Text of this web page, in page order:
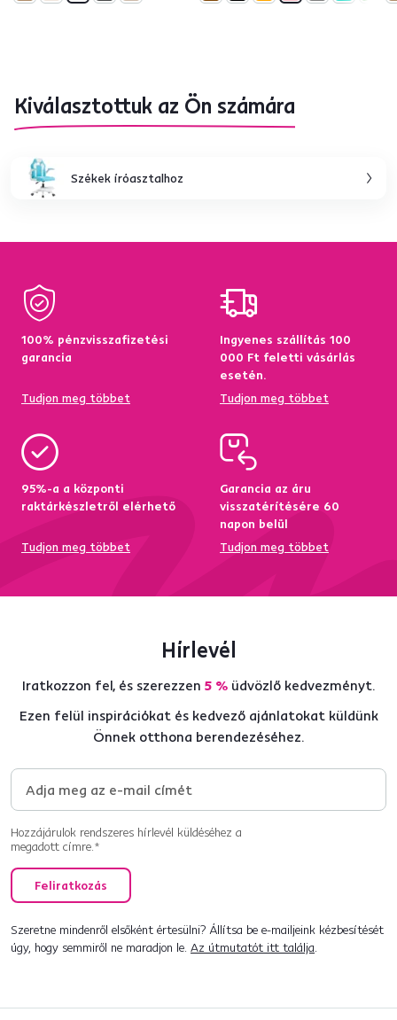
Kiválasztottuk az Ön számára
Székek íróasztalhoz
100% pénzvisszafizetési
garancia
Tudjon meg többet
Ingyenes szállítás 100
000 Ft feletti vásárlás
esetén.
Tudjon meg többet
95%-a a központi
raktárkészletről elérhető
Tudjon meg többet
Garancia az áru
visszatérítésére 60
napon belül
Tudjon meg többet
Hírlevél
Iratkozzon fel, és szerezzen 5 %üdvözlő kedvezményt.
Ezen felül inspirációkat és kedvező ajánlatokat küldünk
Önnek otthona berendezéséhez.
Hozzájárulok rendszeres hírlevél küldéséhez a
megadott címre.*
Feliratkozás
Szeretne mindenről elsőként értesülni? Állítsa be e-mailjeink kézbesítését
úgy, hogy semmiről ne maradjon le. Az útmutatót itt találja.